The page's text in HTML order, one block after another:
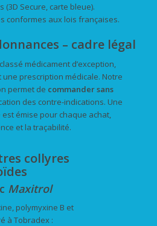
(3D Secure, carte bleue).
conformes aux lois françaises.
– cadre légal
médicament d’exception,
prescription médicale. Notre
permet de commandersans
des contre-indications. Une
émise pour chaque achat,
et la traçabilité.
collyres
Maxitrol
polymyxine B et
à Tobradex :